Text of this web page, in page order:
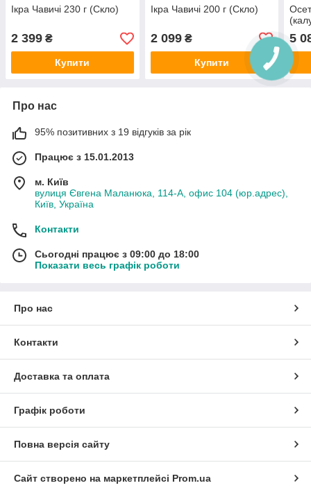
Ікра Чавичі 230 г (Скло)
2 399 ₴
Купити
Ікра Чавичі 200 г (Скло)
2 099₴
Купити
5
Про нас
95% позитивних з 19 відгуків за рік
Працює з 15.01.2013
м. Київ
вулиця Євгена Маланюка, 114-А, офис 104 (юр.адрес),
Київ, Україна
Контакти
Сьогодні працює з 09:00 до 18:00
Показати весь графік роботи
Про нас
Контакти
Доставка та оплата
Графік роботи
Повна версія сайту
Сайт створено на маркетплейсі Prom.ua